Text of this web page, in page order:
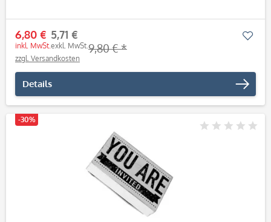
6,80 €
inkl. MwSt.
5,71 €
exkl. MwSt.9,80 € *
zzgl. Versandkosten
Details
-30%